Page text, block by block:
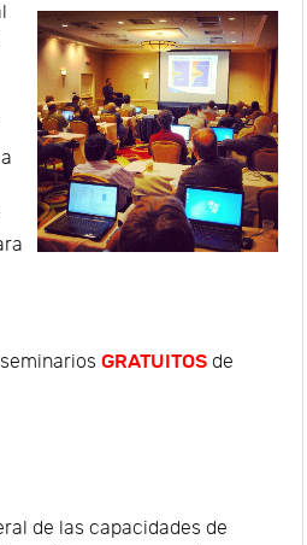
GRATUITOS de
de las capacidades de